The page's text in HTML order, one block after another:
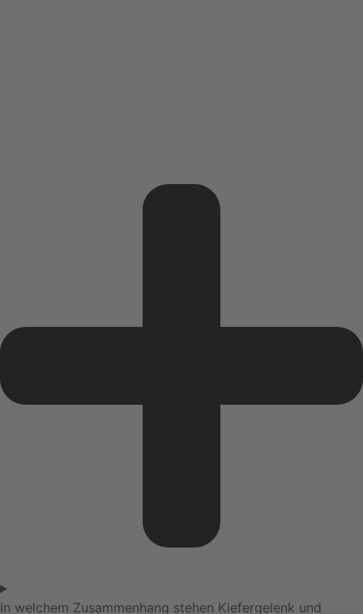
In welchem Zusammenhang stehen Kiefergelenk und